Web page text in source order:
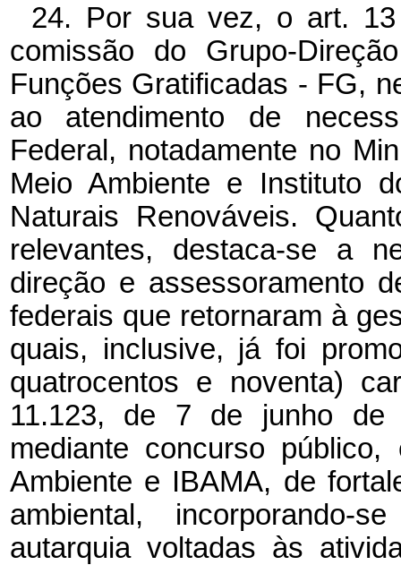
24. Por sua vez, o art.
comissão do Grupo-
Funções Gratificadas - FG,
ao atendimento de
Federal, notadamente no
Meio Ambiente e Instituto
Naturais Renováveis.
relevantes, destaca-se a
direção e assessoramento
federais que retornaram à
quais, inclusive, já foi
quatrocentos e noventa)
11.123, de 7 de junho de
mediante concurso
Ambiente e IBAMA, de
ambiental,
autarquia voltadas às